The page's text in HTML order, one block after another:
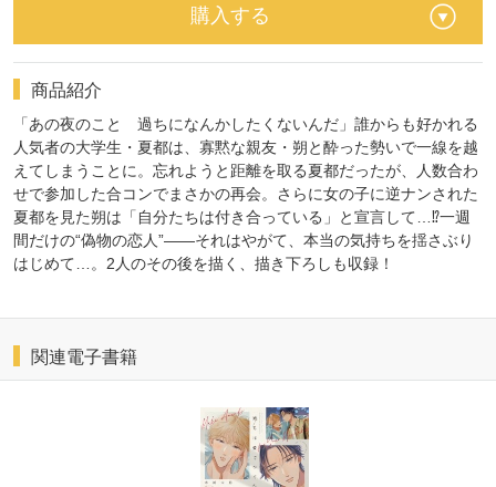
購入する
商品紹介
「あの夜のこと 過ちになんかしたくないんだ」誰からも好かれる
人気者の大学生・夏都は、寡黙な親友・朔と酔った勢いで⼀線を越
えてしまうことに。忘れようと距離を取る夏都だったが、人数合わ
せで参加した合コンでまさかの再会。さらに女の子に逆ナンされた
夏都を見た朔は「自分たちは付き合っている」と宣言して…⁉⼀週
間だけの“偽物の恋人”――それはやがて、本当の気持ちを揺さぶり
はじめて…。2人のその後を描く、描き下ろしも収録！
関連電子書籍